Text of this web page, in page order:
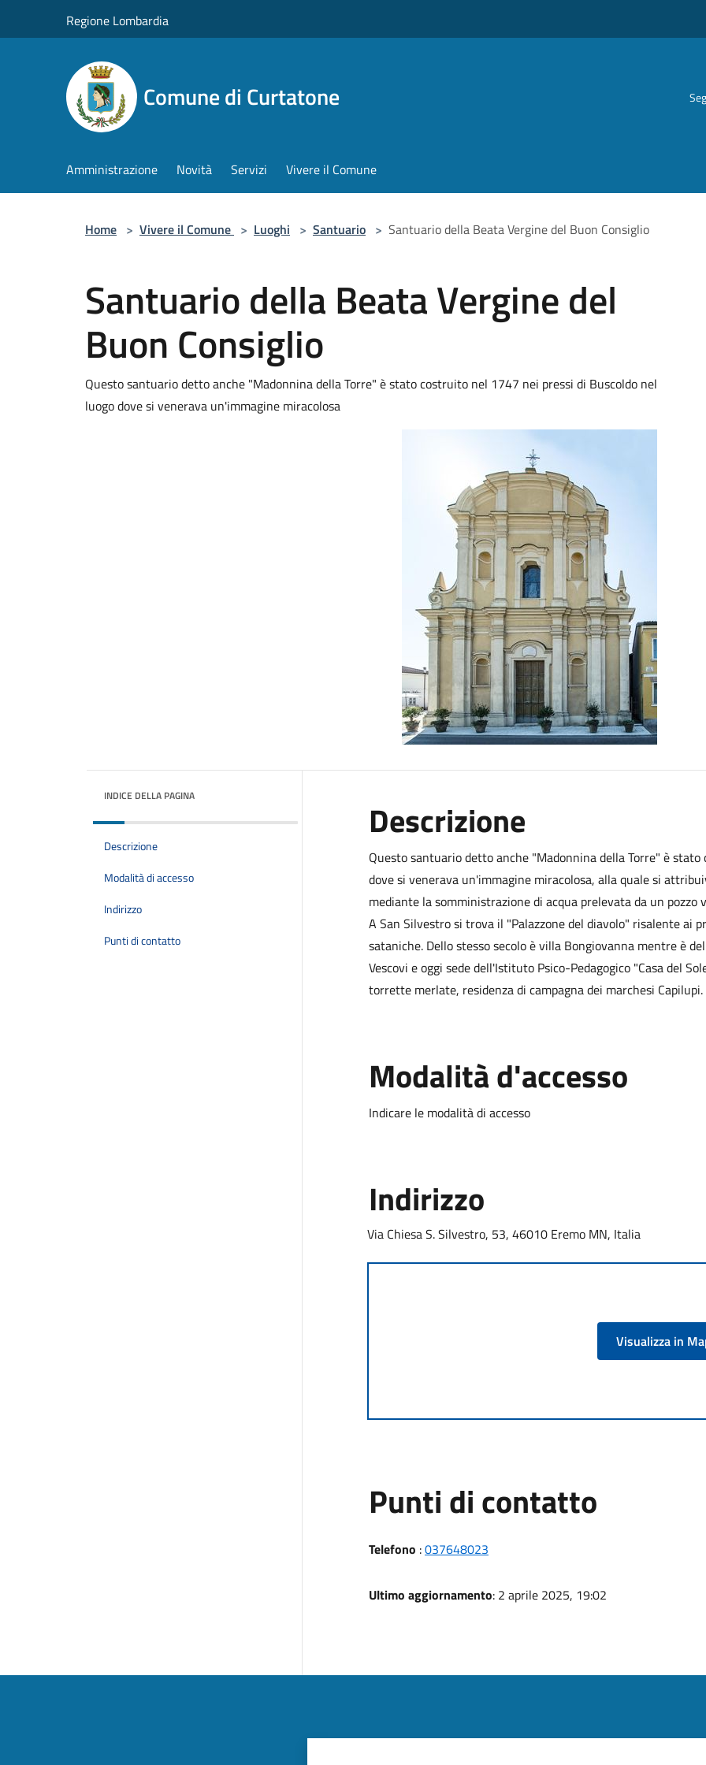
Regione Lombardia
Comune di Curtatone
Amministrazione Novità Servizi Vivere il Comune
Home > Vivere il Comune > Luoghi > Santuario > Santuario della Beata Vergine del Buon Consiglio
Santuario della Beata Vergine del
Buon Consiglio
Questo santuario detto anche "Madonnina della Torre" è stato costruito nel 1747 nei pressi di Buscoldo nel
luogo dove si venerava un'immagine miracolosa
INDICE DELLA PAGINA
Descrizione
Modalità di accesso
Indirizzo
Punti di contatto
Descrizione
Questo santuario detto anche "Madonnina della Torre" è
dove si venerava un'immagine miracolosa, alla quale si
mediante la somministrazione di acqua prelevata da un pozzo
A San Silvestro si trova il "Palazzone del diavolo" risalente ai
sataniche. Dello stesso secolo è villa Bongiovanna mentre è
Vescovi e oggi sede dell'Istituto Psico-Pedagogico "Casa del
torrette merlate, residenza di campagna dei marchesi Capilupi.
Modalità d'accesso
Indicare le modalità di accesso
Indirizzo
Via Chiesa S. Silvestro, 53, 46010 Eremo MN, Italia
Visualizza in
Punti di contatto
Telefono :037648023
Ultimo aggiornamento: 2 aprile 2025, 19:02